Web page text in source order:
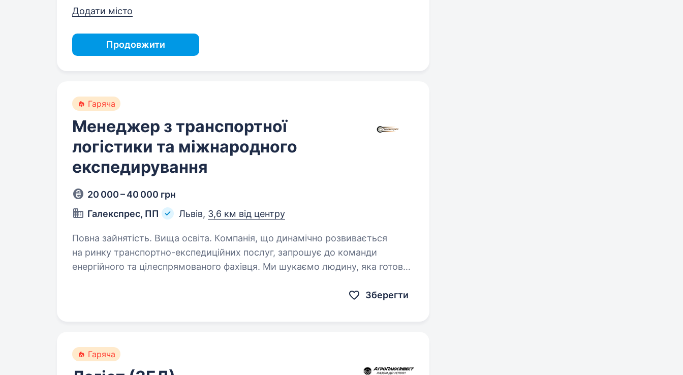
Додати місто
Продовжити
Гаряча
Менеджер з транспортної
логістики та міжнародного
експедирування
20 000 – 40 000 грн
Галекспрес, ПП
Львів, 3,6 км від центру
Повна зайнятість. Вища освіта. Компанія, що динамічно розвивається
на ринку транспортно-експедиційних послуг, запрошує до команди
енергійного та цілеспрямованого фахівця. Ми шукаємо людину, яка готова
Зберегти
Гаряча